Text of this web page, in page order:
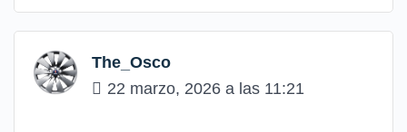
The_Osco
22 marzo, 2026 a las 11:21